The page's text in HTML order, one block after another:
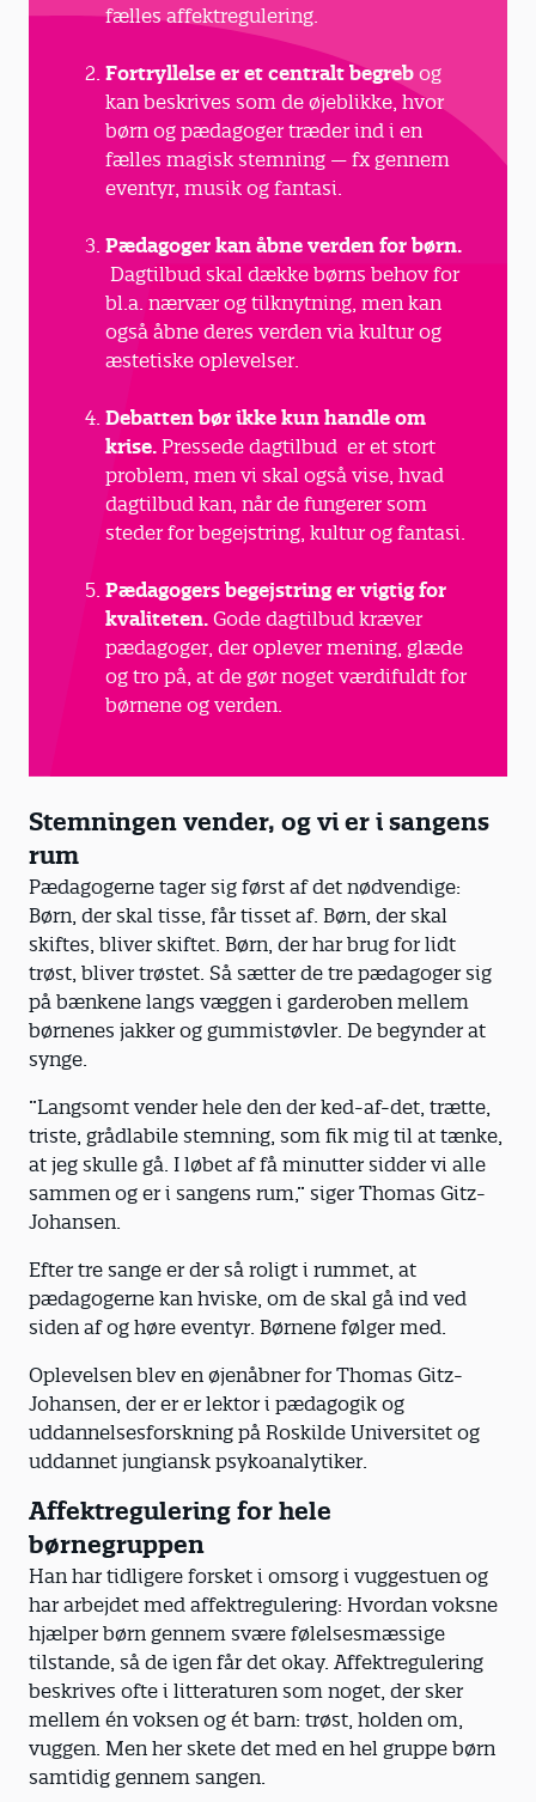
fælles affektregulering.
Fortryllelse er et centralt begreb og
kan beskrives som de øjeblikke, hvor
børn og pædagoger træder ind i en
fælles magisk stemning — fx gennem
eventyr, musik og fantasi.
Pædagoger kan åbne verden for børn.
Dagtilbud skal dække børns behov for
bl.a. nærvær og tilknytning, men kan
også åbne deres verden via kultur og
æstetiske oplevelser.
Debatten bør ikke kun handle om
krise. Pressede dagtilbud er et stort
problem, men vi skal også vise, hvad
dagtilbud kan, når de fungerer som
steder for begejstring, kultur og fantasi.
Pædagogers begejstring er vigtig for
kvaliteten. Gode dagtilbud kræver
pædagoger, der oplever mening, glæde
og tro på, at de gør noget værdifuldt for
børnene og verden.
Stemningen vender, og vi er i sangens
rum
Pædagogerne tager sig først af det nødvendige:
Børn, der skal tisse, får tisset af. Børn, der skal
skiftes, bliver skiftet. Børn, der har brug for lidt
trøst, bliver trøstet. Så sætter de tre pædagoger sig
på bænkene langs væggen i garderoben mellem
børnenes jakker og gummistøvler. De begynder at
synge.
”Langsomt vender hele den der ked-af-det, trætte,
triste, grådlabile stemning, som fik mig til at tænke,
at jeg skulle gå. I løbet af få minutter sidder vi alle
sammen og er i sangens rum,” siger Thomas Gitz-
Johansen.
Efter tre sange er der så roligt i rummet, at
pædagogerne kan hviske, om de skal gå ind ved
siden af og høre eventyr. Børnene følger med.
Oplevelsen blev en øjenåbner for Thomas Gitz-
Johansen, der er er lektor i pædagogik og
uddannelsesforskning på Roskilde Universitet og
uddannet jungiansk psykoanalytiker.
Affektregulering for hele
børnegruppen
Han har tidligere forsket i omsorg i vuggestuen og
har arbejdet med affektregulering: Hvordan voksne
hjælper børn gennem svære følelsesmæssige
tilstande, så de igen får det okay. Affektregulering
beskrives ofte i litteraturen som noget, der sker
mellem én voksen og ét barn: trøst, holden om,
vuggen. Men her skete det med en hel gruppe børn
samtidig gennem sangen.